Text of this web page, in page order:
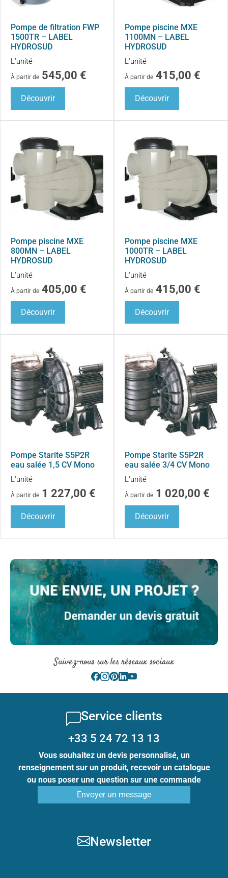
Pompe de filtration FWP
1500TR – LABEL
HYDROSUD
L'unité
À partir de 545,00 €
Découvrir
Pompe piscine MXE
1100MN – LABEL
HYDROSUD
L'unité
À partir de 415,00 €
Découvrir
Pompe piscine MXE
800MN – LABEL
HYDROSUD
L'unité
À partir de 405,00 €
Découvrir
Pompe piscine MXE
1000TR – LABEL
HYDROSUD
L'unité
À partir de 415,00 €
Découvrir
Pompe Starite S5P2R
eau salée 1,5 CV Mono
L'unité
À partir de 1 227,00 €
Découvrir
Pompe Starite S5P2R
eau salée 3/4 CV Mono
L'unité
À partir de 1 020,00 €
Découvrir
Suivez-nous sur les réseaux sociaux
Service clients
+33 5 24 72 13 13
Vous souhaitez un devis personnalisé, un
renseignement sur un produit, recevoir un catalogue
ou nous poser une question sur une commande
Envoyer un message
Newsletter